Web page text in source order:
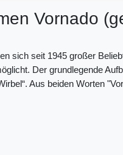
Vornado
sich seit 1945 großer
Der grundlegende
Aus beiden Worten